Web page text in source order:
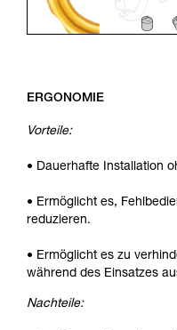
ERGONOMIE
Vorteile:
• Dauerhafte Installation
• Ermöglicht es,
reduzieren.
• Ermöglicht es zu
während des Einsatzes
Nachteile: